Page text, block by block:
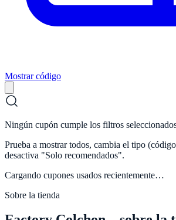
Mostrar código
Ningún cupón cumple los filtros
Prueba a mostrar todos, cambia el tipo
desactiva "Solo recomendados".
Cargando cupones usados recientemente…
Sobre la tienda